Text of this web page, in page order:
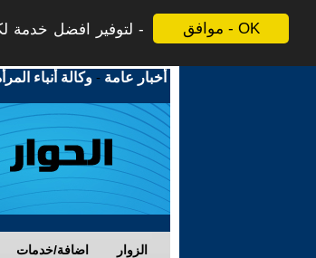
موافق - OK
لتوفير افضل خدمة
أخبار عامة -وكالة أنباء
اضافة/خدمات الزوار